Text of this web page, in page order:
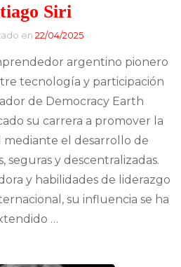
Siri
en 22/04/2025
argentino pionero
tecnología y participación
de Democracy Earth
su carrera a promover la
mediante el desarrollo de
seguras y descentralizadas.
y habilidades de liderazgo
su influencia se ha
…